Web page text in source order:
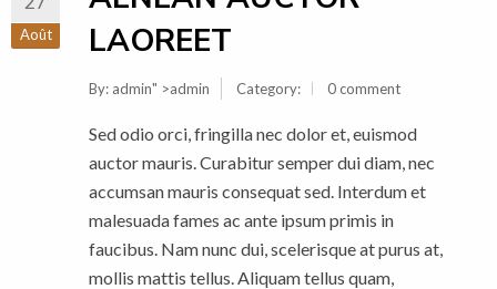
Août
LAOREET
By: admin" >admin Category: 0 comment
Sed odio orci, fringilla nec dolor et, euismod
auctor mauris. Curabitur semper dui diam, nec
accumsan mauris consequat sed. Interdum et
malesuada fames ac ante ipsum primis in
faucibus. Nam nunc dui, scelerisque at purus at,
mollis mattis tellus. Aliquam tellus quam,